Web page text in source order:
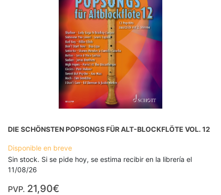
DIE SCHÖNSTEN POPSONGS FÜR ALT-BLOCKFLÖTE VOL. 12
Disponible en breve
Sin stock. Si se pide hoy, se estima recibir en la librería el
11/08/26
PVP. 21,90€